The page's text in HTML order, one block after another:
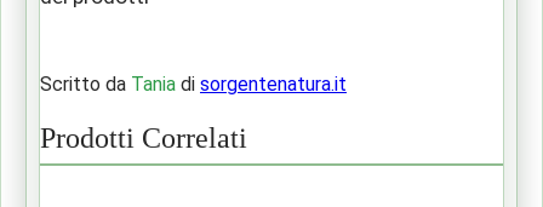
Scritto da Tania di sorgentenatura.it
Prodotti Correlati